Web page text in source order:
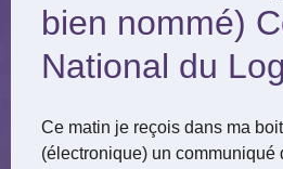
bien nommé)
National du
Ce matin je reçois dans ma
(électronique) un communiqué